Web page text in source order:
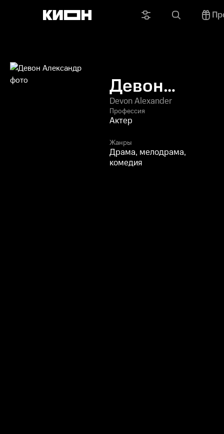
Девон
Александр
Devon Alexander
Профессия
Актер
Жанры
Драма, мелодрама,
комедия